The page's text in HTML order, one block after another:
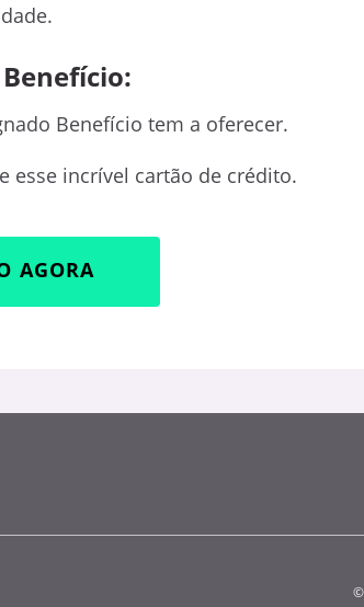
Benefício tem a oferecer.
esse incrível cartão de crédito.
AGORA
©